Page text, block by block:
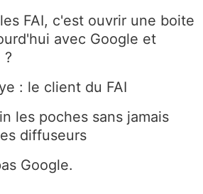
FAI, c'est ouvrir une boite
avec Google et
?
: le client du FAI
les poches sans jamais
diffuseurs
Google.